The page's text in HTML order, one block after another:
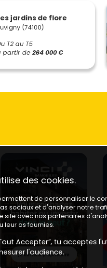
jardins de flore
(74100)
T2 au T5
partir de 264 000 €
des cookies.
de personnaliser le
sociaux et d'analyser notre
site avec nos partenaires
leur as fournies.
Accepter”, tu acceptes
l'audience.